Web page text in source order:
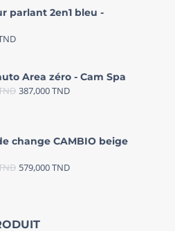
parlant 2en1 bleu -
Area zéro - Cam Spa
387,000TND
change CAMBIO beige
579,000TND